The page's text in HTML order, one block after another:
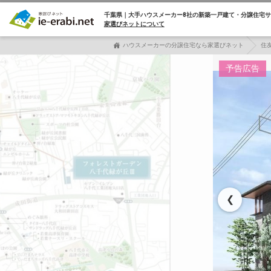
千葉県｜大手ハウスメーカー8社の新築一戸建て・分譲住宅
家選びネットについて
ハウスメーカーの分譲住宅なら家選びネット 住
予告広告
❮